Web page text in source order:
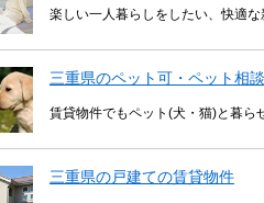
楽しい一人暮らしをしたい、快適
三重県のペット可・ペット相
賃貸物件でもペット(犬・猫)と暮ら
三重県の戸建ての賃貸物件